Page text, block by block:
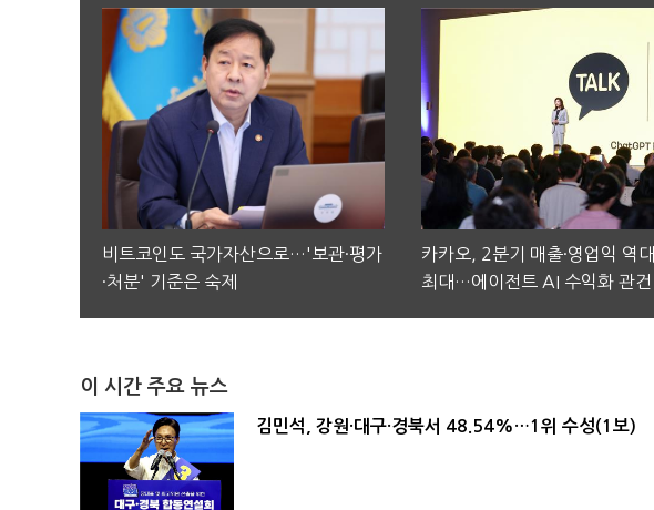
비트코인도 국가자산으로…'보관·평가
·처분' 기준은 숙제
카카오, 2분기 매출·영업익 역대
최대…에이전트 AI 수익화 관건
이 시간 주요 뉴스
김민석, 강원·대구·경북서 48.54%…1위 수성(1보)